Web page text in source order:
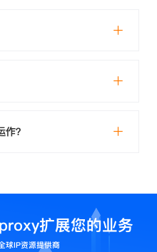
？
扩展您的业务
球IP资源提供商